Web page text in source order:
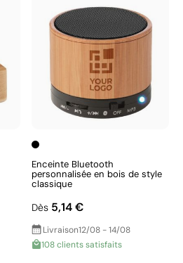
Enceinte Bluetooth
personnalisée en bois de style
classique
Dès 5,14 €
Livraison12/08 - 14/08
108 clients satisfaits